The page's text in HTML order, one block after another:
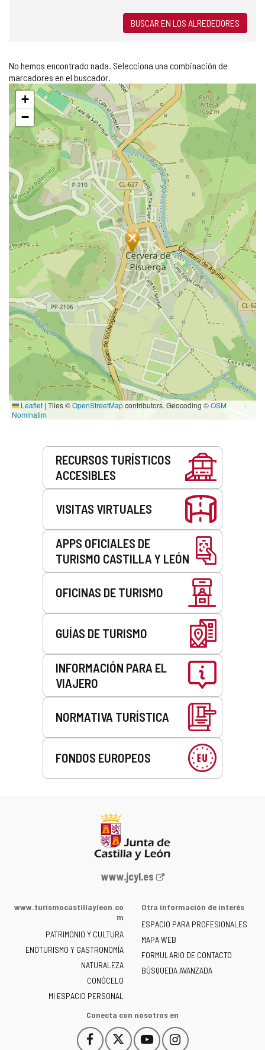
BUSCAR EN LOS ALREDEDORES
No hemos encontrado nada. Selecciona una combinación de
marcadores en el buscador.
Saltar
mapa
+
−
Leaflet | Tiles ©OpenStreetMapcontributors. Geocoding ©OSM
Nominatim
RECURSOS TURÍSTICOS
ACCESIBLES
VISITAS VIRTUALES
APPS OFICIALES DE
TURISMO CASTILLA Y LEÓN
OFICINAS DE TURISMO
GUÍAS DE TURISMO
INFORMACIÓN PARA EL
VIAJERO
NORMATIVA TURÍSTICA
FONDOS EUROPEOS
Portal
la
de
Castilla
y
León
-
www.jcyl.es
www.turismocastillayleon.co
m
PATRIMONIO Y CULTURA
ENOTURISMO Y GASTRONOMÍA
NATURALEZA
CONÓCELO
MI ESPACIO PERSONAL
Otra información de interés
ESPACIO PARA PROFESIONALES
MAPA WEB
FORMULARIO DE CONTACTO
BÚSQUEDA AVANZADA
Conecta con nosotros en
Facebook
Este Este
YouTube
Este
Instagram
Este